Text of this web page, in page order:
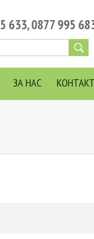
633,0877 995
ЗА НАС